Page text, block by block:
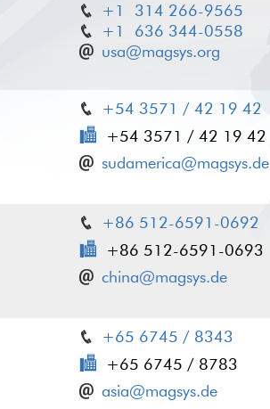
+1 314 266-9565
+1 636 344-0558
usa@magsys.org
+54 3571 / 42 19 42
+54 3571 / 42 19 42
sudamerica@magsys.de
+86 512-6591-0692
+86 512-6591-0693
china@magsys.de
+65 6745 / 8343
+65 6745 / 8783
asia@magsys.de